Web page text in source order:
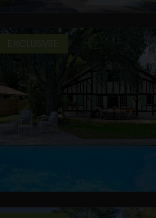
EXCLUSIVITE